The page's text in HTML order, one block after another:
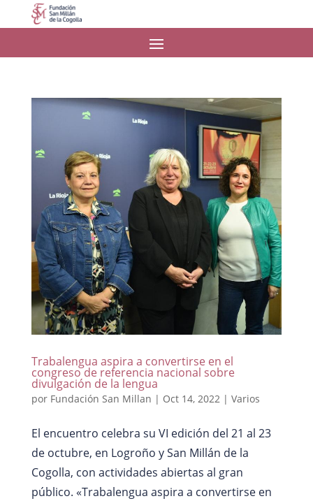
Trabalengua aspira a convertirse en el
congreso de referencia nacional sobre
divulgación de la lengua
por Fundación San Millan | Oct 14, 2022| Varios
El encuentro celebra su VI edición del 21 al 23
de octubre, en Logroño y San Millán de la
Cogolla, con actividades abiertas al gran
público. «Trabalengua aspira a convertirse en